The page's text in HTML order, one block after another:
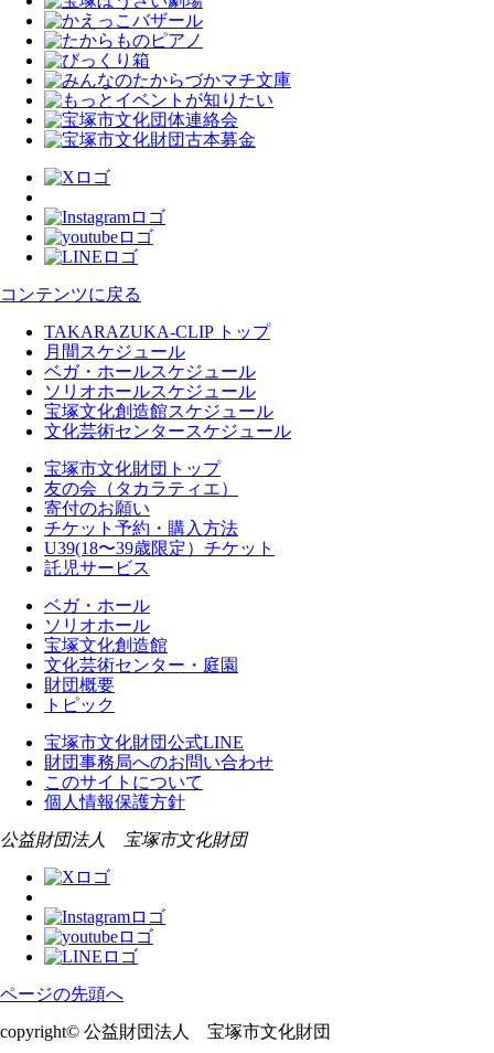
コンテンツに戻る
TAKARAZUKA-CLIP トップ
月間スケジュール
ベガ・ホールスケジュール
ソリオホールスケジュール
宝塚文化創造館スケジュール
文化芸術センタースケジュール
宝塚市文化財団トップ
友の会（タカラティエ）
寄付のお願い
チケット予約・購入方法
U39(18〜39歳限定）チケット
託児サービス
ベガ・ホール
ソリオホール
宝塚文化創造館
文化芸術センター・庭園
財団概要
トピック
宝塚市文化財団公式LINE
財団事務局へのお問い合わせ
このサイトについて
個人情報保護方針
公益財団法人 宝塚市文化財団
ページの先頭へ
copyright© 公益財団法人 宝塚市文化財団